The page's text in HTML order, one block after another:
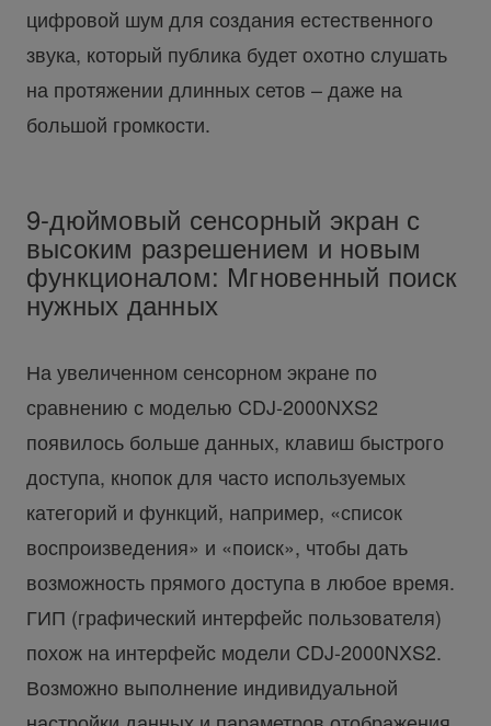
цифровой шум для создания естественного
звука, который публика будет охотно слушать
на протяжении длинных сетов – даже на
большой громкости.
9-дюймовый сенсорный экран с
высоким разрешением и новым
функционалом: Мгновенный поиск
нужных данных
На увеличенном сенсорном экране по
сравнению с моделью CDJ-2000NXS2
появилось больше данных, клавиш быстрого
доступа, кнопок для часто используемых
категорий и функций, например, «список
воспроизведения» и «поиск», чтобы дать
возможность прямого доступа в любое время.
ГИП (графический интерфейс пользователя)
похож на интерфейс модели CDJ-2000NXS2.
Возможно выполнение индивидуальной